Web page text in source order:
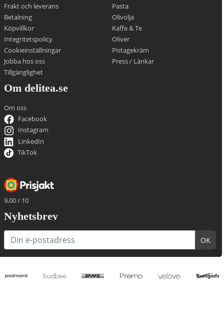
Frakt och leverans
Betalning
Köpvillkor
Integritetspolicy
Cookieinställningar
Jobba hos oss
Tillgänglighet
Pasta
Olivolja
Kaffe & Te
Oliver
Pistagekräm
Press/ Länkar
Om delitea.se
Om oss
Facebook
Instagram
LinkedIn
TikTok
9,00 / 10
Nyhetsbrev
OK